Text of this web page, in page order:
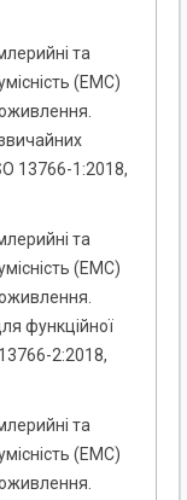
та
(ЕМС)
13766-1:2018,
та
(ЕМС)
функційної
2:2018,
та
(ЕМС)